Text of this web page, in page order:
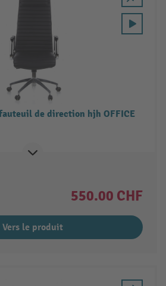
de direction hjh OFFICE
550.00 CHF
Vers le produit